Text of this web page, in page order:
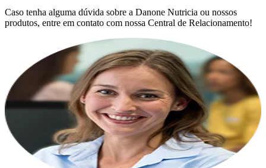
Caso tenha alguma dúvida sobre a Danone Nutricia ou nossos
produtos, entre em contato com nossa Central de Relacionamento!